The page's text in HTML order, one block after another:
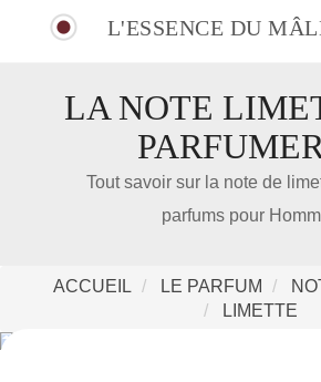
L'ESSENCE DU
LA NOTE
Tout savoir sur la note de
parfums pour
ACCUEIL LE PARFUM
LIMETTE
IDÉE CADEAU DE